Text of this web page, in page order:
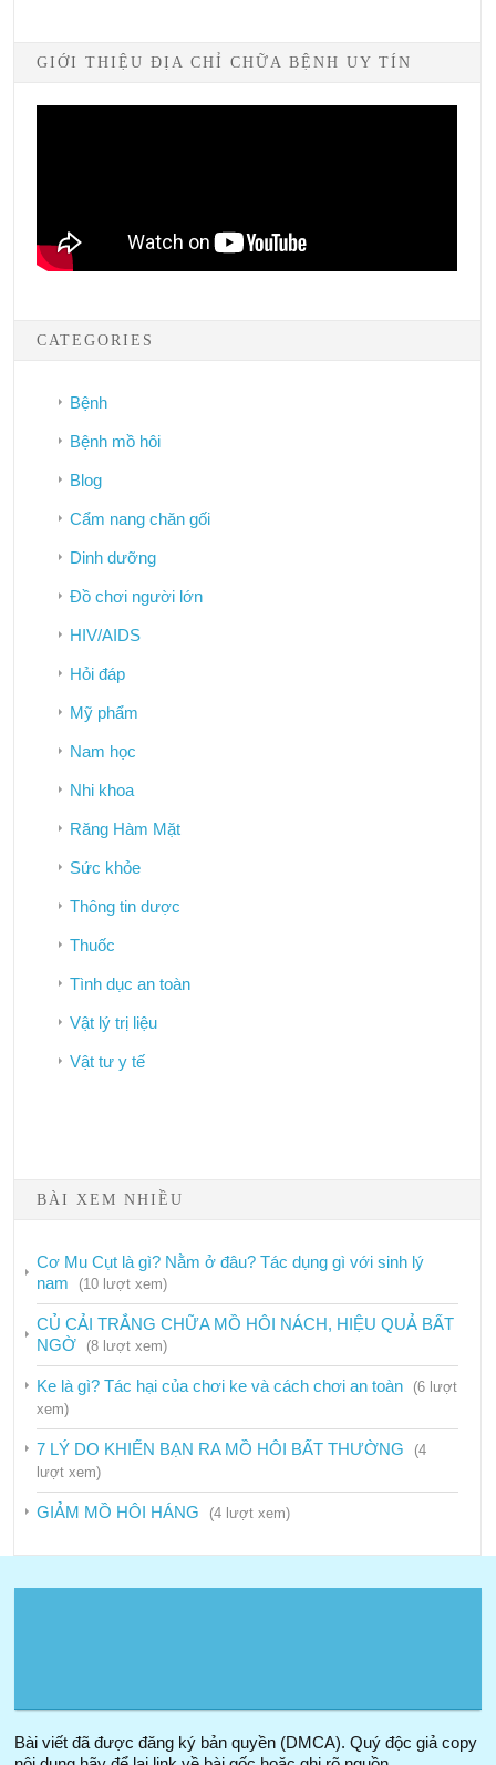
GIỚI THIỆU ĐỊA CHỈ CHỮA BỆNH UY TÍN
CATEGORIES
Bệnh
Bệnh mồ hôi
Blog
Cẩm nang chăn gối
Dinh dưỡng
Đồ chơi người lớn
HIV/AIDS
Hỏi đáp
Mỹ phẩm
Nam học
Nhi khoa
Răng Hàm Mặt
Sức khỏe
Thông tin dược
Thuốc
Tình dục an toàn
Vật lý trị liệu
Vật tư y tế
Phòng chống HIV/AIDS
Hướng dẫn
Phòng chống ma túy
Tiêm truyền an toàn
Tin tức – Sự kiện
BÀI XEM NHIỀU
Cơ Mu Cụt là gì? Nằm ở đâu? Tác dụng gì với sinh lý
nam
(10 lượt xem)
CỦ CẢI TRẮNG CHỮA MỒ HÔI NÁCH, HIỆU QUẢ BẤT
NGỜ
(8 lượt xem)
Ke là gì? Tác hại của chơi ke và cách chơi an toàn
(6 lượt
xem)
7 LÝ DO KHIẾN BẠN RA MỒ HÔI BẤT THƯỜNG
(4
lượt xem)
GIẢM MỒ HÔI HÁNG (4 lượt xem)
Trung tâm phòng chống HIV/AIDS
Hải Phòng
Bài viết đã được đăng ký bản quyền (DMCA). Quý độc giả copy